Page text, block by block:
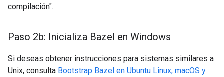
compilación".
Paso 2b: Inicializa Bazel en Windows
Si deseas obtener instrucciones para sistemas similares a
Unix, consulta Bootstrap Bazel en Ubuntu Linux, macOS y